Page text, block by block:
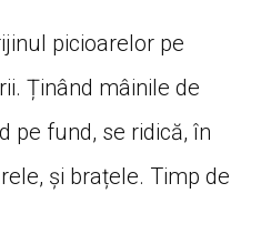
picioarelor pe
Ținând mâinile de
pe fund, se ridică, în
și brațele. Timp de